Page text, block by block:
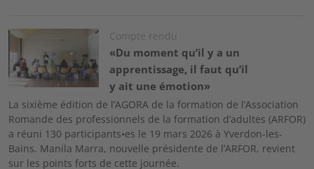
Image Compte rendu
«Du moment qu’il y a un
apprentissage, il faut qu’il
y ait une émotion»
La sixième édition de l’AGORA de la formation de l’Association
Romande des professionnels de la formation d’adultes (ARFOR)
a réuni 130 participants•es le 19 mars 2026 à Yverdon-les-
Bains. Manila Marra, nouvelle présidente de l’ARFOR, revient
sur les points forts de cette journée.